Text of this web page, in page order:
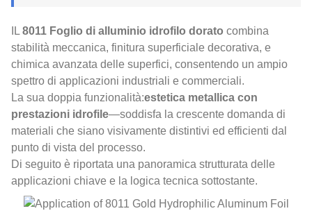
IL 8011 Foglio di alluminio idrofilo dorato combina
stabilità meccanica, finitura superficiale decorativa, e
chimica avanzata delle superfici, consentendo un ampio
spettro di applicazioni industriali e commerciali.
La sua doppia funzionalità:estetica metallica con
prestazioni idrofile—soddisfa la crescente domanda di
materiali che siano visivamente distintivi ed efficienti dal
punto di vista del processo.
Di seguito è riportata una panoramica strutturata delle
applicazioni chiave e la logica tecnica sottostante.